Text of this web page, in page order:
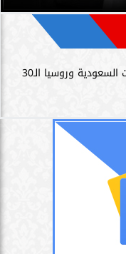
سامر شقير: اتفاقيات السعودية وروسيا الـ30